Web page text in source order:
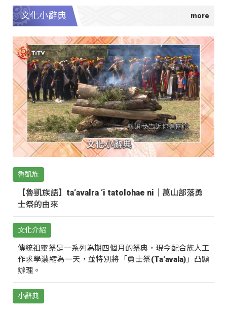
文化小辭典
魯凱族
【魯凱族語】ta‘avalra ‘i tatolohae ni｜萬山部落勇
士祭的由來
文化介紹
傳統祖靈祭是一系列為期四個月的祭典，現今配合族人工
作求學濃縮為一天，並特別將「勇士祭(Ta‘avala)」凸顯
辦理。
小辭典